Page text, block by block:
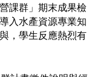
課群」期末成果檢
入水產資源專業知
，學生反應熱烈有